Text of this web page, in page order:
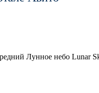
Лунное небо Lunar